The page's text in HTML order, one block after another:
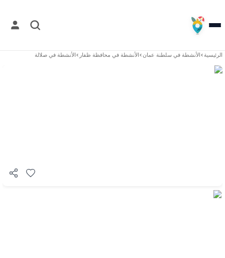
الرئيسية>الأنشطة فيسلطنة عمان>الأنشطة في محافظة ظفار >الأنشطة فيصلالة